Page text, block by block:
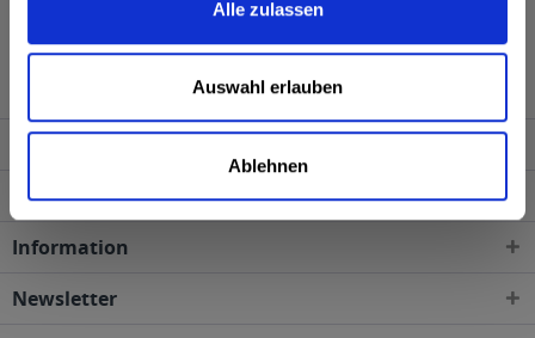
Alle zulassen
Auswahl erlauben
Ablehnen
Sipsmith Gin 6 x 0,7l wird in den folgenden Regionen,
Städten, Orten und Postleitzahl-Gebieten geliefert
Service Hotline
Shop Service
Information
Newsletter